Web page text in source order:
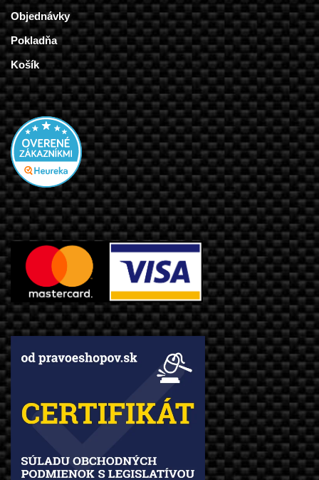
Objednávky
Pokladňa
Košík